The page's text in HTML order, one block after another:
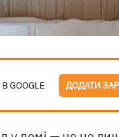
GOOGLE ДОДАТИ